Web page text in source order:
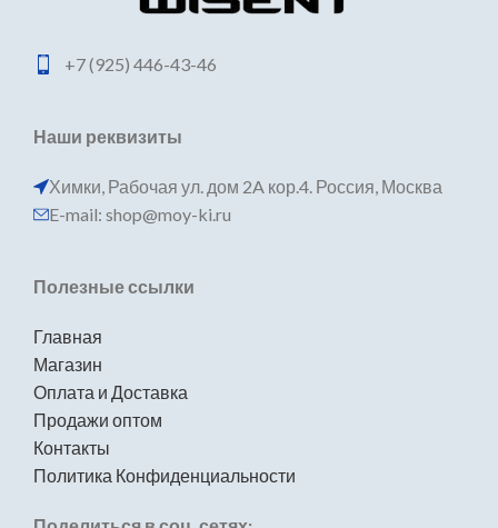
+7 (925) 446-43-46
Наши реквизиты
Химки, Рабочая ул. дом 2A кор.4. Россия, Москва
E-mail: shop@moy-ki.ru
Полезные ссылки
Главная
Магазин
Оплата и Доставка
Продажи оптом
Контакты
Политика Конфиденциальности